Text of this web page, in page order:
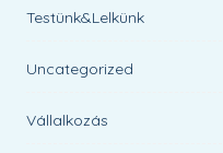
Testünk&Lelkünk
Uncategorized
Vállalkozás